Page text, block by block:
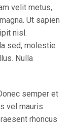
velit metus,
Ut sapien
nisl.
sed, molestie
Nulla
semper et
vel mauris
rhoncus